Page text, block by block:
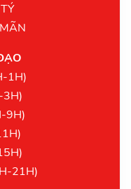
1H)
3H)
9H)
21H)